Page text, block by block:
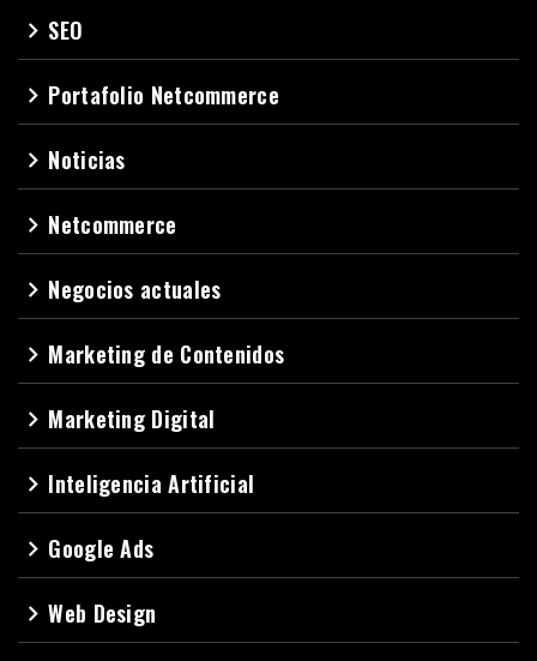
navigate_next SEO
navigate_next Portafolio Netcommerce
navigate_next Noticias
navigate_next Netcommerce
navigate_next Negocios actuales
navigate_next Marketing de Contenidos
navigate_next Marketing Digital
navigate_next Inteligencia Artificial
navigate_next Google Ads
navigate_nextWeb Design